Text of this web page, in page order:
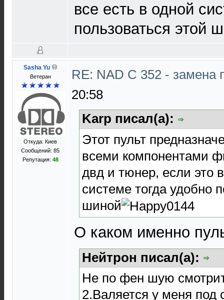
все есть в одной
пользоваться этой
Sasha Yu
Ветеран
Откуда: Киев
Сообщений: 85
Репутация: 48
RE: NAD C 352 - замена
20:58
Karp писал(а):
Этот пульт
всеми компонентами
двд и тюнер, если это
системе тогда удобно
шиной
О каком именно
Нейтрон писал(а):
Не по фен шую
2.Валяется у меня под